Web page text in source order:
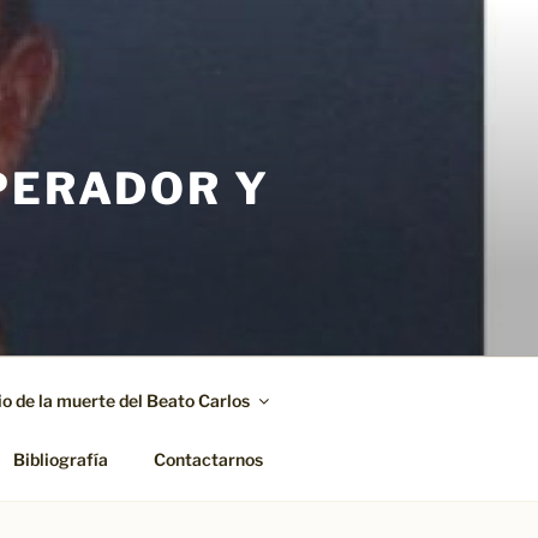
Y
de la muerte del Beato Carlos
Bibliografía Contactarnos